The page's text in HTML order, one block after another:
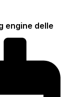
engine delle